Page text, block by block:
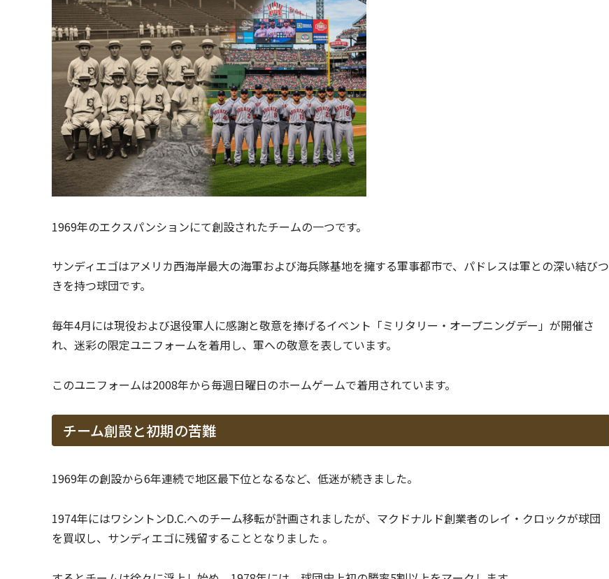
1969年のエクスパンションにて創設されたチームの一つです。
サンディエゴはアメリカ西海岸最大の海軍および海兵隊基地を擁する軍事都市で、パドレスは軍との深い結びつ
きを持つ球団です。
毎年4月には現役および退役軍人に感謝と敬意を捧げるイベント「ミリタリー・オープニングデー」が開催さ
れ、迷彩の限定ユニフォームを着用し、軍への敬意を表しています。
このユニフォームは2008年から毎週日曜日のホームゲームで着用されています。
チーム創設と初期の苦難
1969年の創設から6年連続で地区最下位となるなど、低迷が続きました。
1974年にはワシントンD.C.へのチーム移転が計画されましたが、マクドナルド創業者のレイ・クロックが球団
を買収し、サンディエゴに残留することとなりました 。